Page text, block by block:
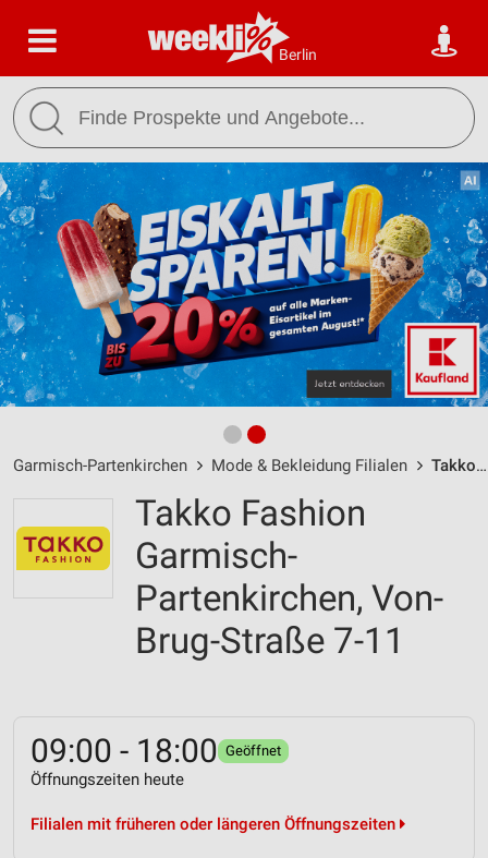
Berlin
Garmisch-Partenkirchen Mode & Bekleidung Filialen Takko Fashion Garmisch-Partenkirchen / Von-Brug-Straße 7-11 - Öffnungszeiten & Adresse
Takko Fashion
Garmisch-
Partenkirchen, Von-
Brug-Straße 7-11
09:00 - 18:00 Geöffnet
Öffnungszeiten heute
Filialen mit früheren oder längeren Öffnungszeiten